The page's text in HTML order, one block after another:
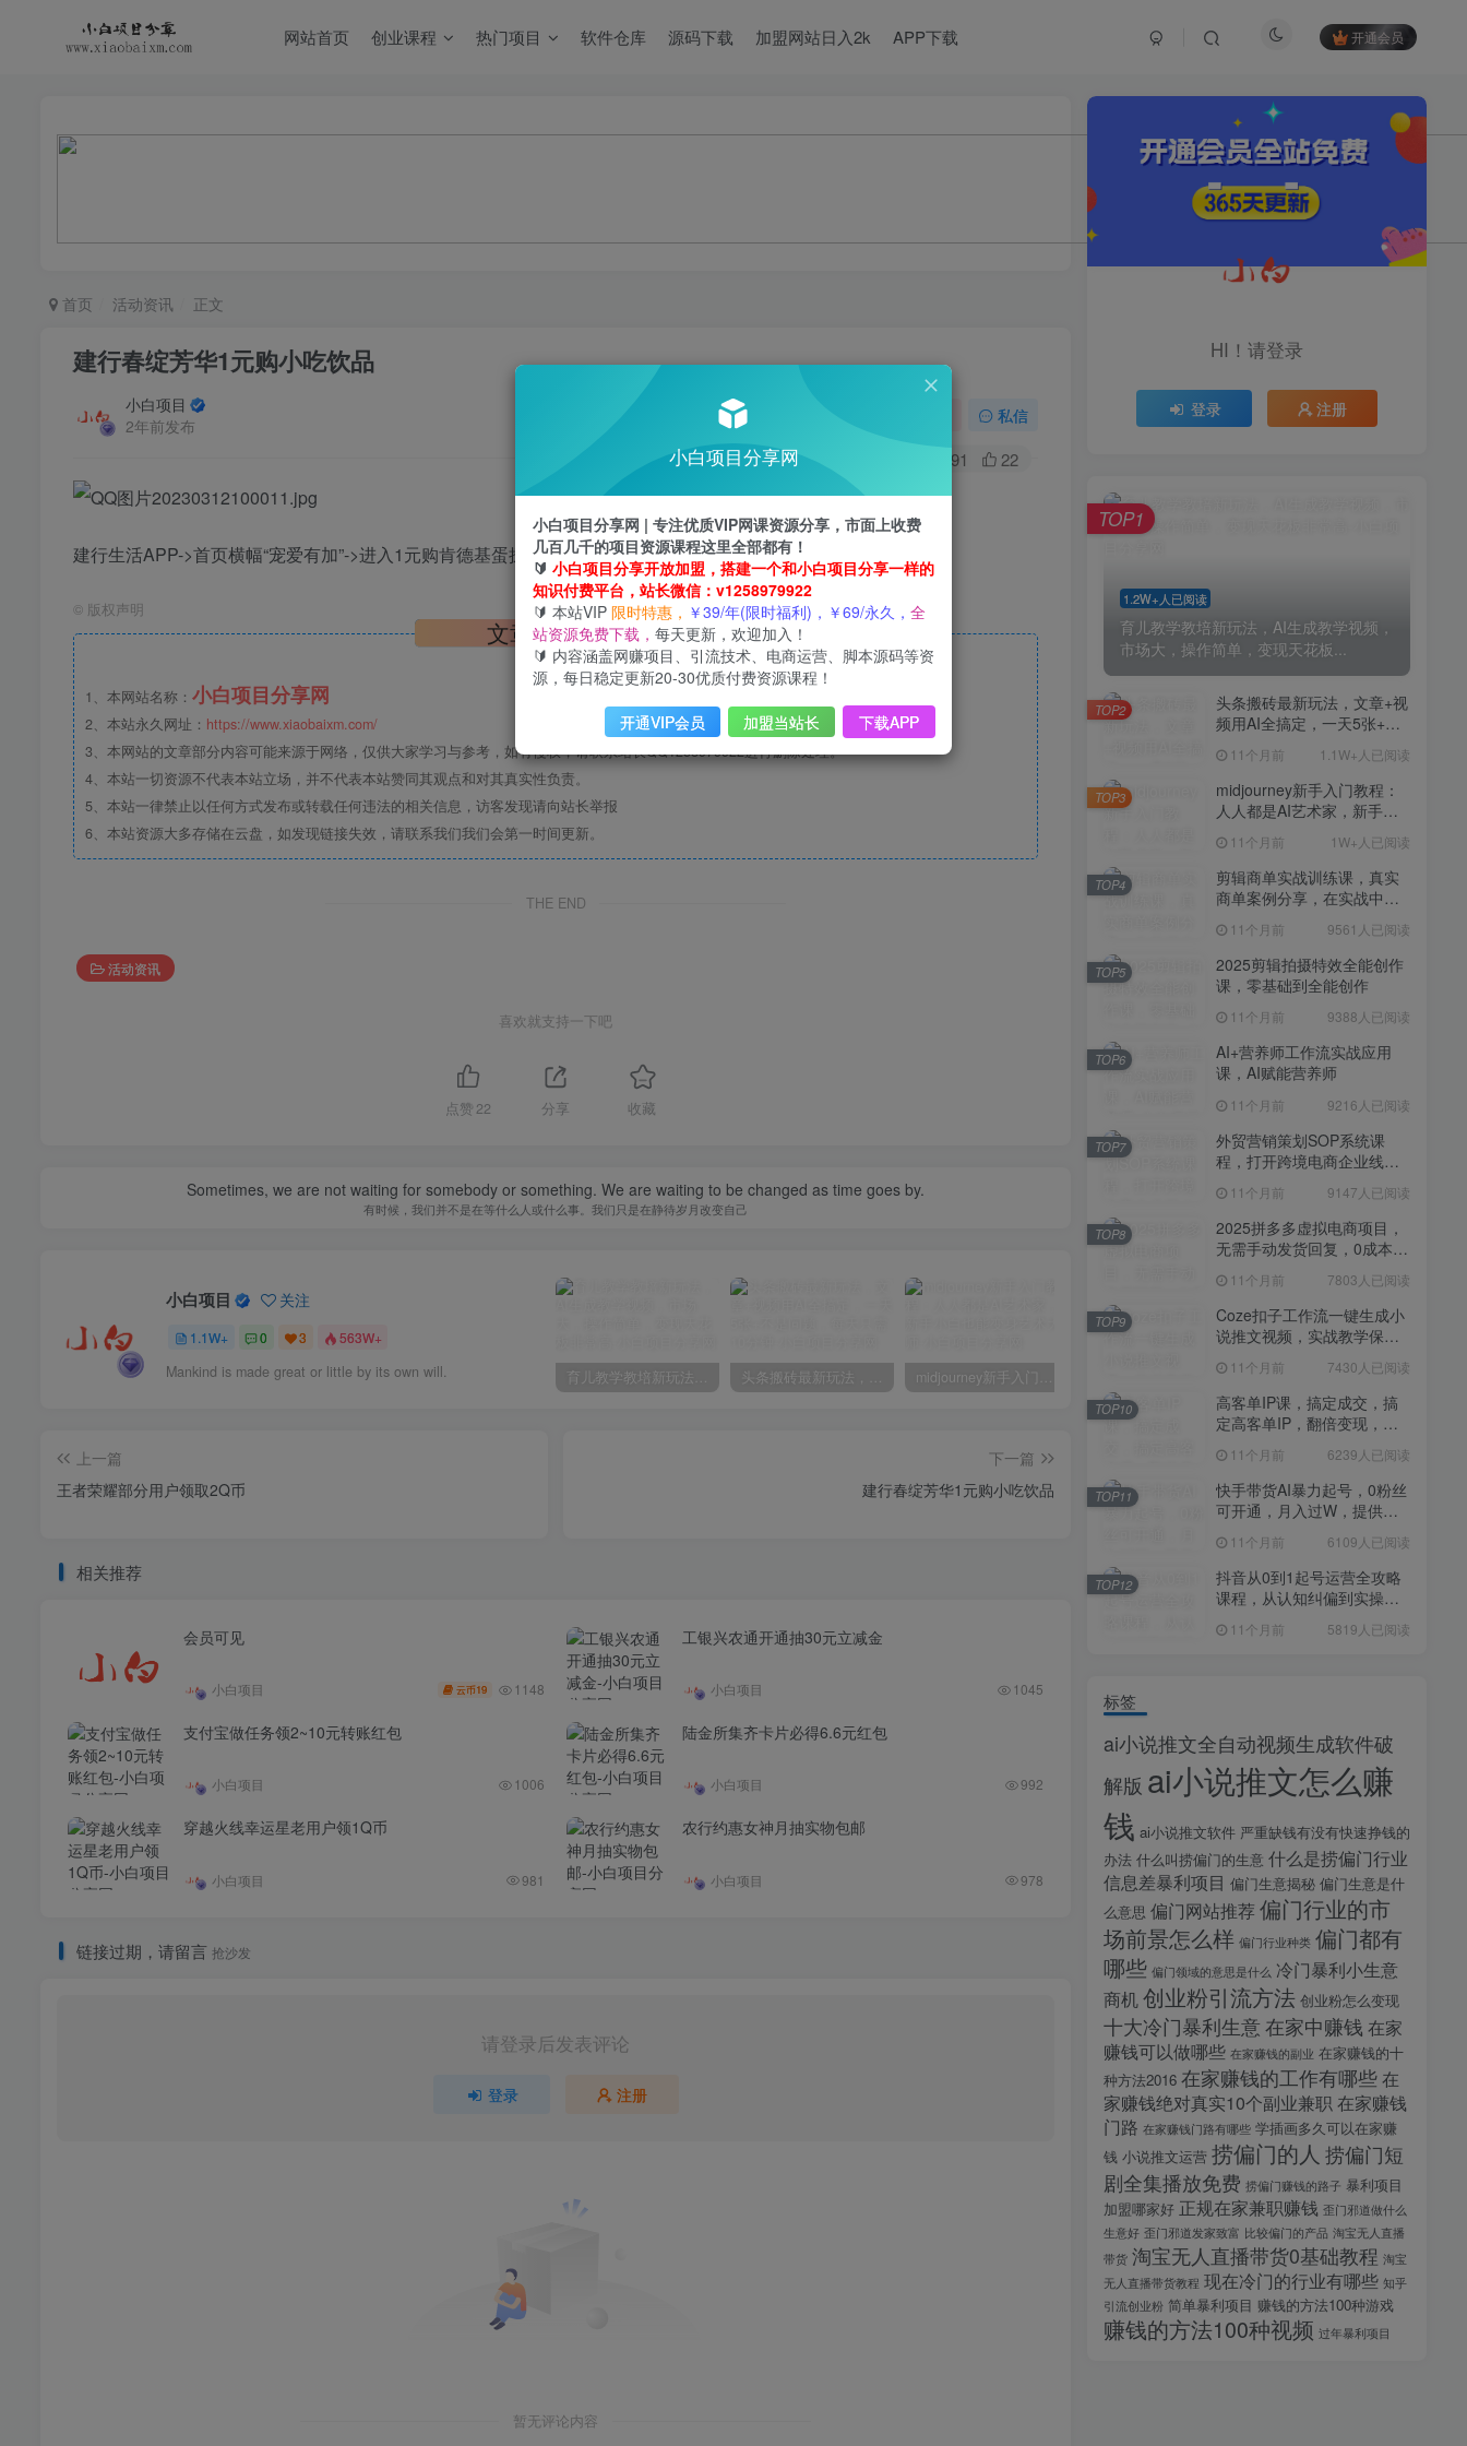
网站首页 创业课程 热门项目 软件仓库 源码下载 加盟网站日入2k APP下载 开通会员
首页 活动资讯 正文
建行春绽芳华1元购小吃饮品
小白项目
2年前发布
私信
591 22
建行生活APP->首页横幅“宠爱有加”->进入1元购肯德基蛋挞、麦当劳奥旋风、CoCo10元券、元祖西点卷
© 版权声明
文章版权声明
1、本网站名称： 小白项目分享网
2、本站永久网址： https://www.xiaobaixm.com/
3、本网站的文章部分内容可能来源于网络，仅供大家学习与参考，如有侵权，请联系站长QQ1258979922进行删除处理。
4、本站一切资源不代表本站立场，并不代表本站赞同其观点和对其真实性负责。
5、本站一律禁止以任何方式发布或转载任何违法的相关信息，访客发现请向站长举报
6、本站资源大多存储在云盘，如发现链接失效，请联系我们我们会第一时间更新。
THE END
活动资讯
喜欢就支持一下吧
点赞 22 分享 收藏
Sometimes, we are not waiting for somebody or something. We are waiting to be changed as time goes by.
有时候，我们并不是在等什么人或什么事。我们只是在静待岁月改变自己
小白项目 关注
1.1W+ 0 3 563W+
Mankind is made great or little by its own will. 剪辑商单实战训练课，真实商单案例分享，在实战中练会剪辑 2025剪辑拍摄特效全能创作课，零基础到全能创作
上一篇
王者荣耀部分用户领取2Q币
下一篇
建行春绽芳华1元购小吃饮品
相关推荐
会员可见
小白项目 云币19 1148
工银兴农通开通抽30元立减金
小白项目 1045
支付宝做任务领2~10元转账红包
小白项目 1006
陆金所集齐卡片必得6.6元红包
小白项目 992
穿越火线幸运星老用户领1Q币
小白项目 981
农行约惠女神月抽实物包邮
小白项目 978
链接过期，请留言 抢沙发
请登录后发表评论
登录 注册
暂无评论内容
1.2W+人已阅读
育儿教学教培新玩法，AI生成教学视频，
市场大，操作简单，变现天花板...
TOP1
频用AI全搞定，一天5张+不
是问题，每天只需10分钟
midjourney新手入门教程：
人人都是AI艺术家，新手小
TOP4
11个月前 9388人已阅读
TOP5
AI+营养师工作流实战应用
课，AI赋能营养师
11个月前 9216人已阅读
TOP6
外贸营销策划SOP系统课
程，打开跨境电商企业线上
营销任督二脉
11个月前 9147人已阅读
2025拼多多虚拟电商项目，
无需手动发货回复，0成本，
轻松月入1-5W【揭秘】
11个月前 7803人已阅读
Coze扣子工作流一键生成小
说推文视频，实战教学保姆
级教程11个月前 7430人已阅读
高客单IP课，搞定成交，搞
定高客单IP，翻倍变现，轻
松卖爆，不销而销
11个月前 6239人已阅读
快手带货AI暴力起号，0粉丝
可开通，月入过W，提供账
号就行，适合普通人的懒人
项目【揭秘】
11个月前 6109人已阅读
抖音从0到1起号运营全攻略
课程，从认知纠偏到实操落
地，高效起号变现
11个月前 5819人已阅读
HI！请登录
登录 注册
1.2W+人已阅读
育儿教学教培新玩法，AI生成教学视频，
市场大，操作简单，变现天花板...
TOP1
头条搬砖最新玩法，文章+视
频用AI全搞定，一天5张+不
11个月前 1.1W+人已阅读
TOP2
midjourney新手入门教程：
人人都是AI艺术家，新手小
11个月前 1W+人已阅读
TOP3
剪辑商单实战训练课，真实
商单案例分享，在实战中练
11个月前 9561人已阅读
TOP4
2025剪辑拍摄特效全能创作
课，零基础到全能创作
11个月前 9388人已阅读
TOP5
AI+营养师工作流实战应用
课，AI赋能营养师
11个月前 9216人已阅读
TOP6
外贸营销策划SOP系统课
程，打开跨境电商企业线上
11个月前 9147人已阅读
TOP7
2025拼多多虚拟电商项目，
无需手动发货回复，0成本，
11个月前 7803人已阅读
TOP8
Coze扣子工作流一键生成小
说推文视频，实战教学保姆
11个月前 7430人已阅读
TOP9
高客单IP课，搞定成交，搞
定高客单IP，翻倍变现，轻
11个月前 6239人已阅读
TOP10
快手带货AI暴力起号，0粉丝
可开通，月入过W，提供账
项目【揭秘】
11个月前 6109人已阅读
TOP11
抖音从0到1起号运营全攻略
课程，从认知纠偏到实操落
11个月前 5819人已阅读
TOP12
标签
ai小说推文全自动视频生成软件破
解版 ai小说推文怎么赚
钱 ai小说推文软件 严重缺钱有没有快速挣钱的
办法 什么叫捞偏门的生意 什么是捞偏门行业
信息差暴利项目 偏门生意揭秘 偏门生意是什
么意思 偏门网站推荐 偏门行业的市
场前景怎么样 偏门行业种类 偏门都有
哪些 偏门领域的意思是什么 冷门暴利小生意
商机创业粉引流方法 创业粉怎么变现
十大冷门暴利生意 在家中赚钱 在家
赚钱可以做哪些 在家赚钱的副业 在家赚钱的十
种方法2016 在家赚钱的工作有哪些在
家赚钱绝对真实10个副业兼职 在家赚钱
门路 在家赚钱门路有哪些 学插画多久可以在家赚
钱 小说推文运营 捞偏门的人 捞偏门短
剧全集播放免费 捞偏门赚钱的路子 暴利项目
加盟哪家好 正规在家兼职赚钱 歪门邪道做什么
生意好 歪门邪道发家致富 比较偏门的产品 淘宝无人直播
带货 淘宝无人直播带货0基础教程 淘宝
无人直播带货教程 现在冷门的行业有哪些 知乎
引流创业粉 简单暴利项目 赚钱的方法100种游戏
赚钱的方法100种视频 过年暴利项目
小白项目分享网
小白项目分享网 | 专注优质VIP网课资源分享，市面上收费
几百几千的项目资源课程这里全部都有！
🔰 小白项目分享开放加盟，搭建一个和小白项目分享一样的
知识付费平台，站长微信：v1258979922
🔰 本站VIP 限时特惠， ￥39/年(限时福利)，￥69/永久， 全
站资源免费下载， 每天更新，欢迎加入！
🔰 内容涵盖网赚项目、引流技术、电商运营、脚本源码等资
源，每日稳定更新20-30优质付费资源课程！
开通VIP会员 加盟当站长 下载APP